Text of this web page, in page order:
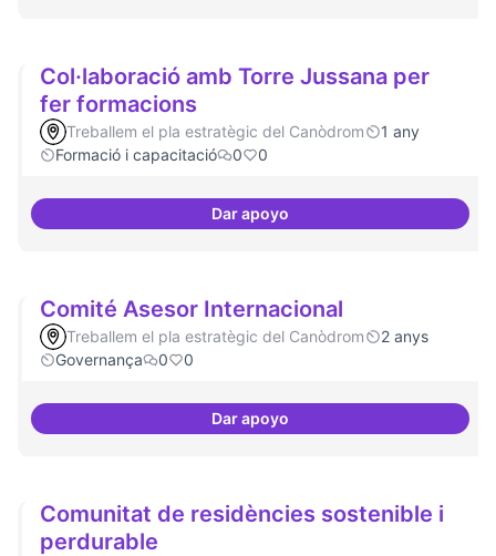
Col·laboració amb Torre Jussana per
fer formacions
Treballem el pla estratègic del Canòdrom
1 any
Formació i capacitació
0 0
Dar apoyoCol·laboració amb Torre
Comité Asesor Internacional
Treballem el pla estratègic del Canòdrom
2 anys
Governança
0 0
Dar apoyoComité Asesor Internacional
Comunitat de residències sostenible i
perdurable